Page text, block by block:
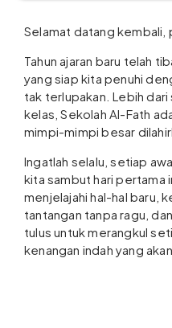
Selamat datang kembali,
Tahun ajaran baru telah
yang siap kita penuhi
tak terlupakan. Lebih
kelas, Sekolah Al-Fath
mimpi-mimpi besar
Ingatlah selalu, setiap
kita sambut hari pertama
menjelajahi hal-hal baru,
tantangan tanpa ragu,
tulus untuk merangkul
kenangan indah yang